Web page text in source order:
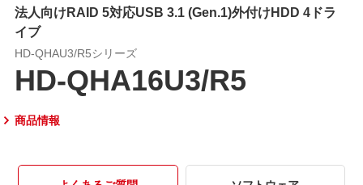
法人向けRAID 5対応USB 3.1 (Gen.1)外付けHDD 4ドラ
イブ
HD-QHAU3/R5シリーズ
HD-QHA16U3/R5
商品情報